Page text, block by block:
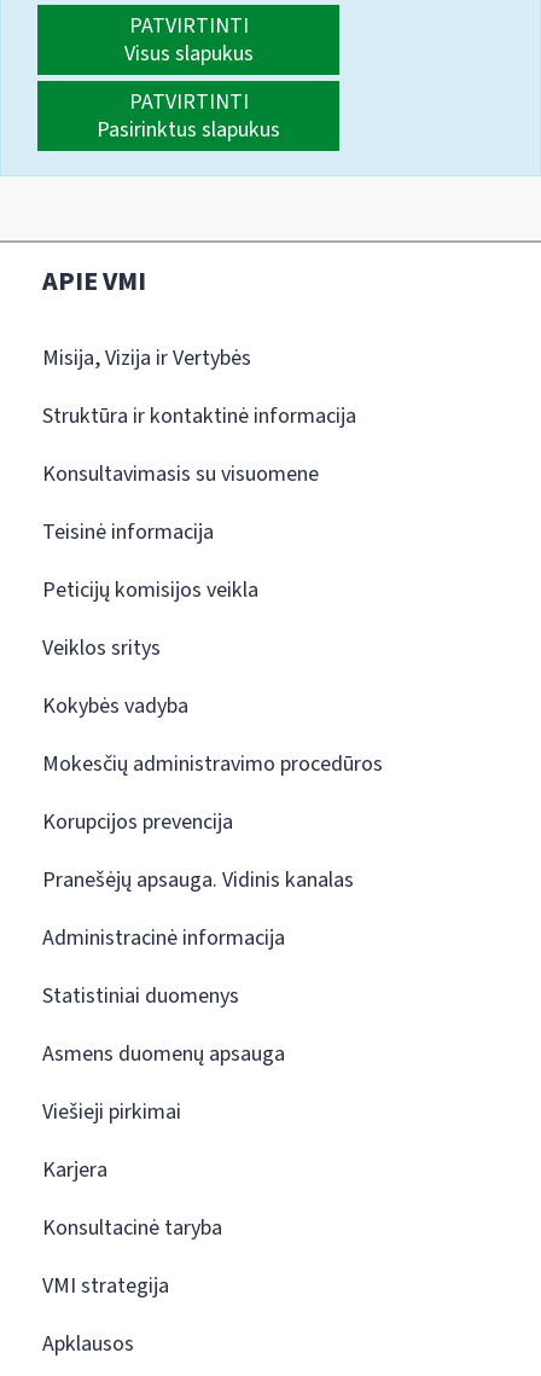
PATVIRTINTI
Visus slapukus
PATVIRTINTI
Pasirinktus slapukus
APIE VMI
Misija, Vizija ir Vertybės
Struktūra ir kontaktinė informacija
Konsultavimasis su visuomene
Teisinė informacija
Peticijų komisijos veikla
Veiklos sritys
Kokybės vadyba
Mokesčių administravimo procedūros
Korupcijos prevencija
Pranešėjų apsauga. Vidinis kanalas
Administracinė informacija
Statistiniai duomenys
Asmens duomenų apsauga
Viešieji pirkimai
Karjera
Konsultacinė taryba
VMI strategija
Apklausos